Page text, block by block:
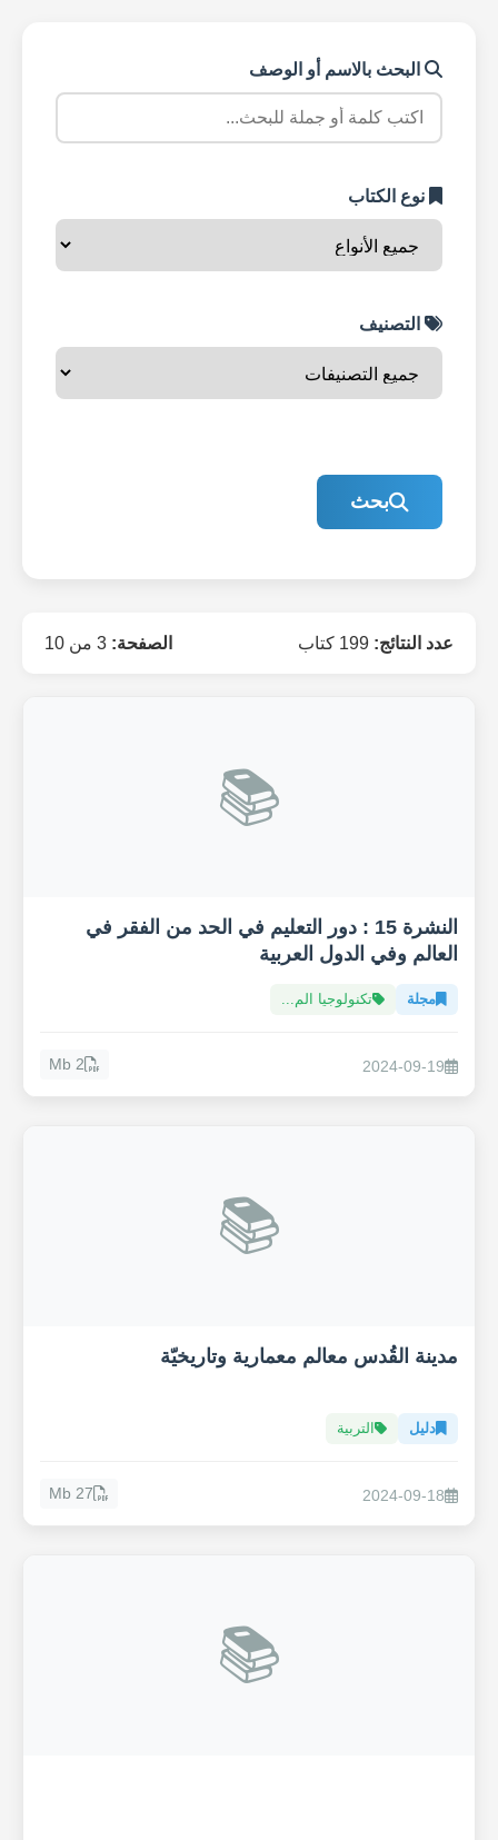
البحث بالاسم أو الوصف
نوع الكتاب
التصنيف
بحث
عدد النتائج: الصفحة:
📚
النشرة 15 : دور التعليم في الحد من الفقر في
العالم وفي الدول العربية
مجلة تكنولوجيا الم...
2024-09-19
2 Mb
📚
مدينة القُدس معالم معمارية وتاريخيّة
دليل التربية
2024-09-18
27 Mb
📚